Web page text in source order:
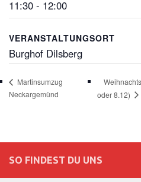
11:30 - 12:00
VERANSTALTUNGSORT
Burghof Dilsberg
Martinsumzug
Neckargemünd
oder 8.12)
SO FINDEST DU UNS